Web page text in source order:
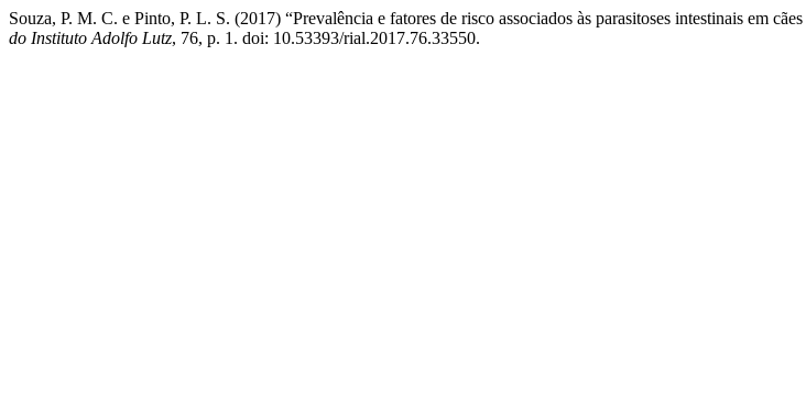
Souza, P. M. C. e Pinto, P. L. S. (2017) “Prevalência e fatores de risco associados às parasitoses intestinais em
do Instituto Adolfo Lutz, 76, p. 1. doi: 10.53393/rial.2017.76.33550.